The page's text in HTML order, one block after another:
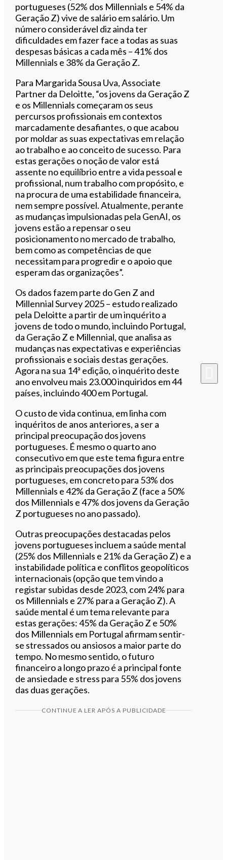
portugueses (52% dos Millennials e 54% da
Geração Z) vive de salário em salário. Um
número considerável diz ainda ter
dificuldades em fazer face a todas as suas
despesas básicas a cada mês – 41% dos
Millennials e 38% da Geração Z.
Para Margarida Sousa Uva, Associate
Partner da Deloitte, “os jovens da Geração Z
e os Millennials começaram os seus
percursos profissionais em contextos
marcadamente desafiantes, o que acabou
por moldar as suas expectativas em relação
ao trabalho e ao conceito de sucesso. Para
estas gerações o noção de valor está
assente no equilíbrio entre a vida pessoal e
profissional, num trabalho com propósito, e
na procura de uma estabilidade financeira,
nem sempre possível. Atualmente, perante
as mudanças impulsionadas pela GenAI, os
jovens estão a repensar o seu
posicionamento no mercado de trabalho,
bem como as competências de que
necessitam para progredir e o apoio que
esperam das organizações”.
Os dados fazem parte do Gen Z and
Millennial Survey 2025 – estudo realizado
pela Deloitte a partir de um inquérito a
jovens de todo o mundo, incluindo Portugal,
da Geração Z e Millennial, que analisa as
mudanças nas expectativas e experiências
profissionais e sociais destas gerações.
Agora na sua 14ª edição, o inquérito deste
ano envolveu mais 23.000 inquiridos em 44
países, incluindo 400 em Portugal.
O custo de vida continua, em linha com
inquéritos de anos anteriores, a ser a
principal preocupação dos jovens
portugueses. É mesmo o quarto ano
consecutivo em que este tema figura entre
as principais preocupações dos jovens
portugueses, em concreto para 53% dos
Millennials e 42% da Geração Z (face a 50%
dos Millennials e 47% dos jovens da Geração
Z portugueses no ano passado).
Outras preocupações destacadas pelos
jovens portugueses incluem a saúde mental
(25% dos Millennials e 21% da Geração Z) e a
instabilidade política e conflitos geopolíticos
internacionais (opção que tem vindo a
registar subidas desde 2023, com 24% para
os Millennials e 27% para a Geração Z). A
saúde mental é um tema relevante para
estas gerações: 45% da Geração Z e 50%
dos Millennials em Portugal afirmam sentir-
se stressados ou ansiosos a maior parte do
tempo. No mesmo sentido, o futuro
financeiro a longo prazo é a principal fonte
de ansiedade e stress para 55% dos jovens
das duas gerações.
CONTINUE A LER APÓS A PUBLICIDADE